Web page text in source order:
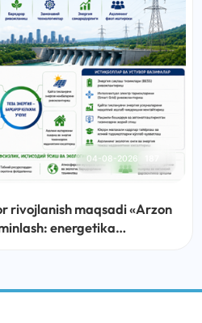
04-08-2026
rivojlanish maqsadi «Arzon
energetika